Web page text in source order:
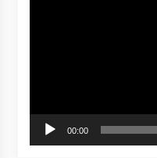
00:00